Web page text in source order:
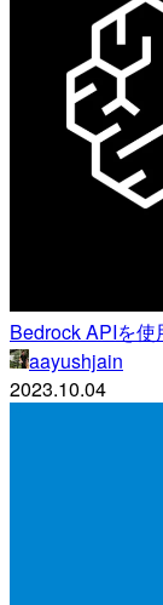
Bedrock APIを
aayushjain
2023.10.04